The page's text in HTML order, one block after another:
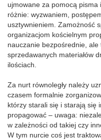
ujmowane za pomocą pisma
różnie: wyzwaniem,
usztywnieniem. Zamożność
organizacjom kościelnym
nauczanie bezpośrednie,
sprzedawanych materiałów
ilościach.
Za nurt równoległy należy
czasem formalnie
którzy starali się i starają się
propagować – uwaga:
w zależności od takiej czy
W tym nurcie coś jest